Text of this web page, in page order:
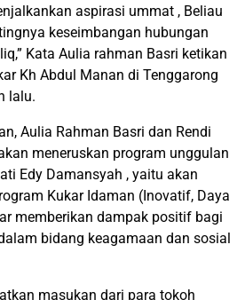
aspirasi ummat , Beliau
keseimbangan hubungan
Kata Aulia rahman Basri ketikan
Kh Abdul Manan di Tenggarong
lalu.
Aulia Rahman Basri dan Rendi
meneruskan program unggulan
Edy Damansyah , yaitu akan
Kukar Idaman (Inovatif, Daya
memberikan dampak positif bagi
bidang keagamaan dan sosial
masukan dari para tokoh